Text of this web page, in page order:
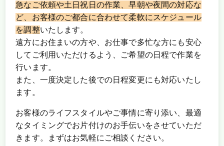
急なご依頼や土日祝日の作業、早朝や夜間の対応な
ど、お客様のご都合に合わせて柔軟にスケジュール
を調整いたします。
遠方にお住まいの方や、お仕事で多忙な方にも安心
してご利用いただけるよう、ご希望の日程で作業を
行います。
また、一度決定した後での日程変更にも対応いたし
ます。
お客様のライフスタイルやご事情に寄り添い、最適
なタイミングでお片付けのお手伝いをさせていただ
きます。まずはお気軽にご相談ください。